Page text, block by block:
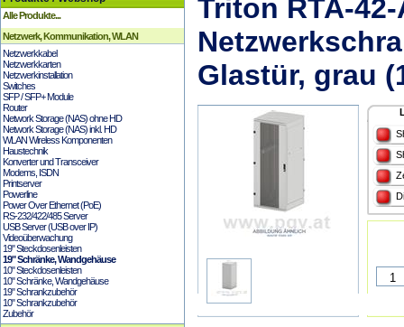
Alle Produkte...
Netzwerk, Kommunikation, WLAN
Netzwerkkabel
Netzwerkkarten
Netzwerkinstallation
Switches
SFP / SFP+ Module
Router
Network Storage (NAS) ohne HD
Network Storage (NAS) inkl. HD
WLAN Wireless Komponenten
Haustechnik
Konverter und Transceiver
Modems, ISDN
Printserver
Powerline
Power Over Ethernet (PoE)
RS-232/422/485 Server
USB Server (USB over IP)
Videoüberwachung
19" Steckdosenleisten
19" Schränke, Wandgehäuse
10" Steckdosenleisten
10" Schränke, Wandgehäuse
19" Schrankzubehör
10" Schrankzubehör
Zubehör
Triton RTA-
Glastür, grau